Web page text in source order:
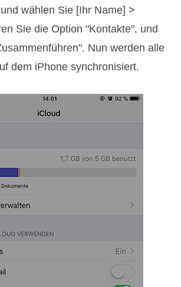
wählen Sie [Ihr Name] >
Sie die Option "Kontakte", und
Nun werden alle
dem iPhone synchronisiert.